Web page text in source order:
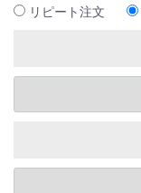
リピート注文